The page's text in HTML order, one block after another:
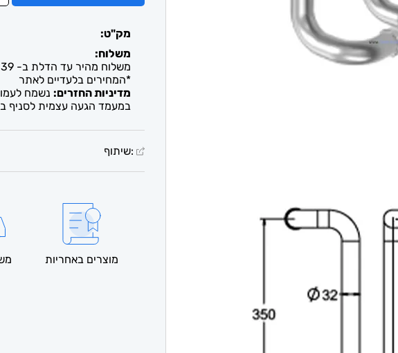
מק"ט:
משלוח:
משלוח מהיר עד הדלת ב- 39 ש"ח. עד 2-5 ימי עסקים / איסוף חינם מבית העסק
*המחירים בלעדיים לאתר
מדיניות החזרים: נשמח
במעמד הגעה עצמית לסניף
:שיתוף
מוצרים באחריות